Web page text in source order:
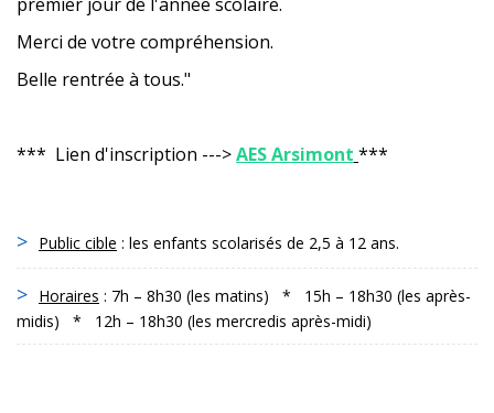
Merci de votre compréhension.
Belle rentrée à tous."
*** Lien d'inscription --->AES Arsimont ***
Public cible : les enfants scolarisés de 2,5 à 12 ans.
Horaires : 7h – 8h30 (les matins) * 15h – 18h30 (les après-
midis) * 12h – 18h30 (les mercredis après-midi)